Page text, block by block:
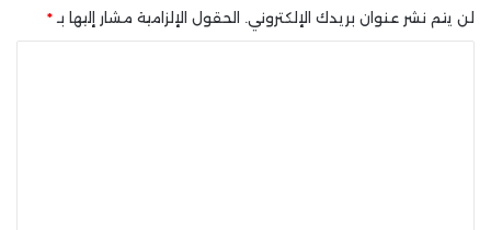
لن يتم نشر عنوان بريدك الإلكتروني. الحقول الإلزامية مشار إليها بـ*